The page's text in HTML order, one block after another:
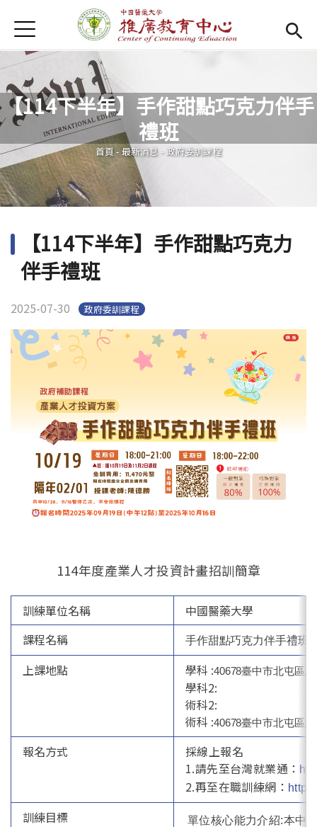
首頁
首頁
Open submenu (關於我們)
關於我們
最新消息
課程報名系統(link is external)
檔案下載
學校首頁(link is external)
English
Jump to Navigation
Jump to Main content
【114下半年】手作甜點巧克力伴手
禮班
您在這裡
首頁- 最新消息 - 政府委訓課程
【114下半年】手作甜點巧克力
伴手禮班
2025-07-30 政府委訓課程
114年度產業人才投資計畫招訓簡章
訓練單位名稱
中國醫藥大學
課程名稱
手作甜點巧克力伴手禮班
上課地點 學科 :40678臺中市北屯區
學科2:
術科2:
術科 :40678臺中市北屯區
報名方式
採線上報名
1.請先至台灣就業通：
2.再至在職訓練網：
訓練目標
單位核心能力介紹:本中